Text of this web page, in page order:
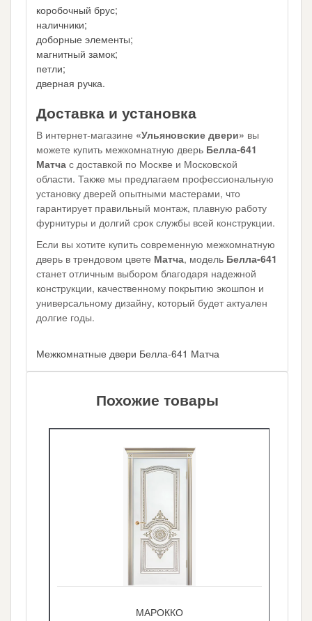
коробочный брус;
наличники;
доборные элементы;
магнитный замок;
петли;
дверная ручка.
Доставка и установка
В интернет-магазине «Ульяновские двери» вы
можете купить межкомнатную дверь Белла-641
Матча с доставкой по Москве и Московской
области. Также мы предлагаем профессиональную
установку дверей опытными мастерами, что
гарантирует правильный монтаж, плавную работу
фурнитуры и долгий срок службы всей конструкции.
Если вы хотите купить современную межкомнатную
дверь в трендовом цвете Матча, модель Белла-641
станет отличным выбором благодаря надежной
конструкции, качественному покрытию экошпон и
универсальному дизайну, который будет актуален
долгие годы.
Межкомнатные двери Белла-641 Матча
Похожие товары
МАРОККО